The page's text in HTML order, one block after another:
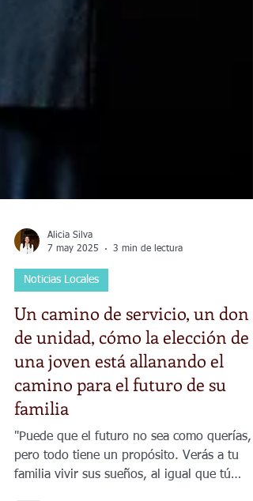
Alicia Silva
7 may 2025
3 min de lectura
Noticias Locales
Un camino de servicio, un don
de unidad, cómo la elección de
una joven está allanando el
camino para el futuro de su